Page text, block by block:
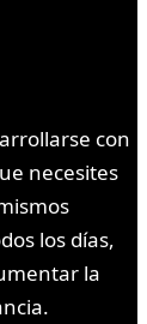
con
necesites
los días,
la